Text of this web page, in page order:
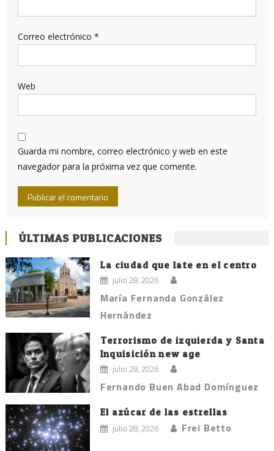
Correo electrónico *
Web
Guarda mi nombre, correo electrónico y web en este
navegador para la próxima vez que comente.
ÚLTIMAS PUBLICACIONES
La ciudad que late en el centro
julio 28, 2026
María Fernanda González
Hernández
Terrorismo de izquierda y Santa
Inquisición new age
julio 28, 2026
Fernando Buen Abad Domínguez
El azúcar de las estrellas
julio 28, 2026 Frei Betto